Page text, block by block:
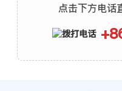
点击下方电话